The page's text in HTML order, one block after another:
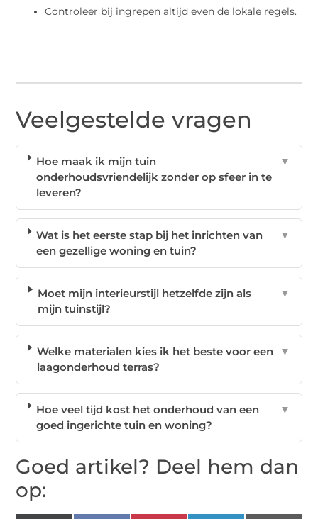
Controleer bij ingrepen altijd even de lokale regels.
Veelgestelde vragen
Hoe maak ik mijn tuin
onderhoudsvriendelijk zonder op sfeer in te
leveren?
▼
Wat is het eerste stap bij het inrichten van
een gezellige woning en tuin?
▼
Moet mijn interieurstijl hetzelfde zijn als
mijn tuinstijl?
▼
Welke materialen kies ik het beste voor een
laagonderhoud terras?
▼
Hoe veel tijd kost het onderhoud van een
goed ingerichte tuin en woning?
▼
Goed artikel? Deel hem dan
op: